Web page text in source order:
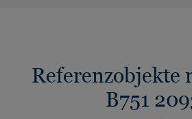
Referenzobjekte
B751